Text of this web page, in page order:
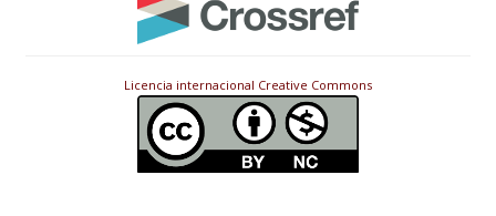
Licencia internacional Creative Commons